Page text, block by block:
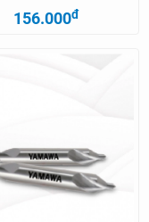
156.000đ